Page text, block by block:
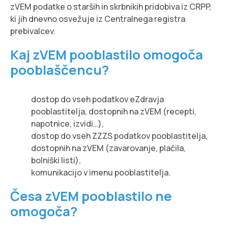
zVEM podatke o starših in skrbnikih pridobiva iz CRPP,
ki jih dnevno osvežuje iz Centralnega registra
prebivalcev.
Kaj zVEM pooblastilo omogoča
pooblaščencu?
dostop do vseh podatkov eZdravja
pooblastitelja, dostopnih na zVEM (recepti,
napotnice, izvidi…),
dostop do vseh ZZZS podatkov pooblastitelja,
dostopnih na zVEM (zavarovanje, plačila,
bolniški listi),
komunikacijo v imenu pooblastitelja.
Česa zVEM pooblastilo ne
omogoča?